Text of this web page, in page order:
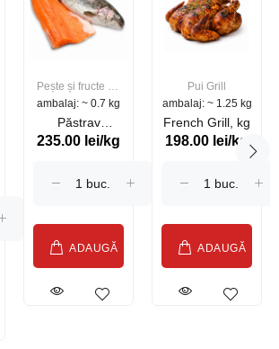
Pește și fructe de
mare
ambalaj: ~ 0.7 kg
Păstrav
Somonat
235.00 lei/kg
ADAUGĂ
Pui Grill
ambalaj: ~ 1.25 kg
French Grill, kg
198.00 lei/kg
ADAUGĂ